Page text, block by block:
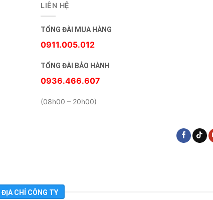
LIÊN HỆ
TỔNG ĐÀI MUA HÀNG
0911.005.012
TỔNG ĐÀI BẢO HÀNH
0936.466.607
(08h00 – 20h00)
ĐỊA CHỈ CÔNG TY